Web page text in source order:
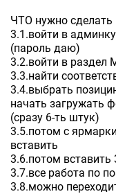
ЧТО нужно
3.1.войти в
(пароль даю)
3.2.войти в раздел
3.3.найти
3.4.выбрать
начать загружать
(сразу 6-ть штук)
3.5.потом с
вставить
3.6.потом вставить
3.7.все работа по
3.8.можно